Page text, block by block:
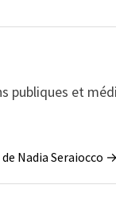
publiques et
Nadia Seraiocco →